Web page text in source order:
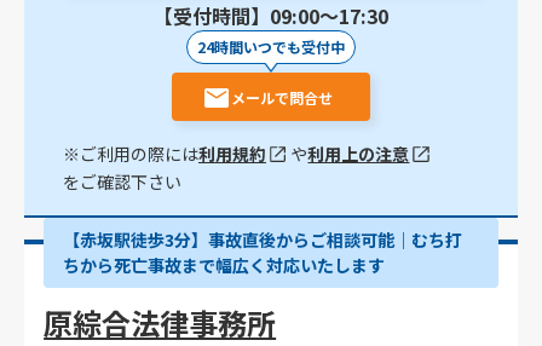
【受付時間】09:00〜17:30
24時間いつでも受付中
メールで問合せ
※ご利用の際には利用規約 や利用上の注意
をご確認下さい
【赤坂駅徒歩3分】事故直後からご相談可能｜むち打
ちから死亡事故まで幅広く対応いたします
原綜合法律事務所